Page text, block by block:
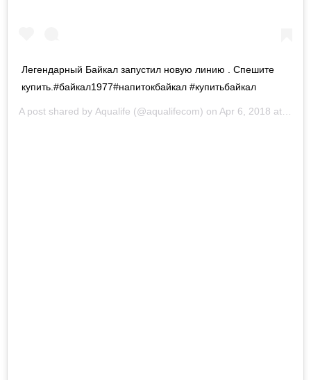
Легендарный Байкал запустил новую линию . Спешите
купить.#байкал1977#напитокбайкал #купитьбайкал
A post shared by Aqualife (@aqualifecom) on Apr 6, 2018 at 8:54am PDT